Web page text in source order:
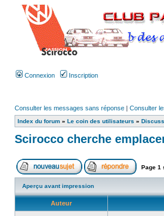
Connexion Inscription
Consulter les messages sans réponse | Consulter
Index du forum » Le coin des utilisateurs »
Scirocco cherche
Page 1
Aperçu avant impression
Auteur